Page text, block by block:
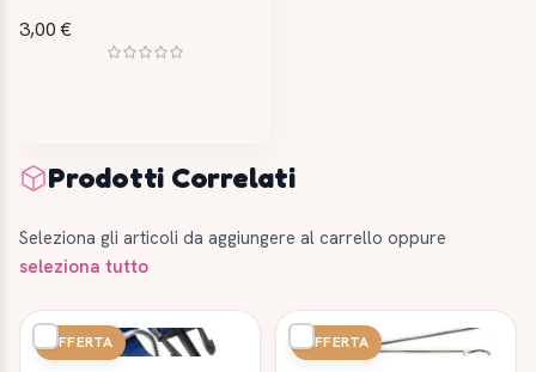
3,00 €
Prodotti Correlati
Seleziona gli articoli da aggiungere al carrello oppure
seleziona tutto
OFFERTA OFFERTA